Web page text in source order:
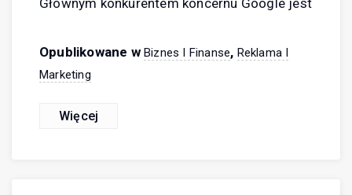
Opublikowane w Biznes I Finanse, Reklama I
Marketing
Więcej